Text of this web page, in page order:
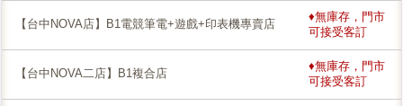
【台中NOVA店】B1電競筆電+遊戲+印表機專賣店
♦無庫存，門市
可接受客訂
【台中NOVA二店】B1複合店
♦無庫存，門市
可接受客訂